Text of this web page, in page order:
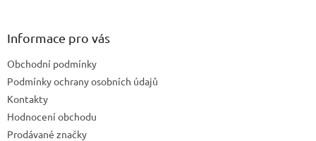
Informace pro vás
Obchodní podmínky
Podmínky ochrany osobních údajů
Kontakty
Hodnocení obchodu
Prodávané značky